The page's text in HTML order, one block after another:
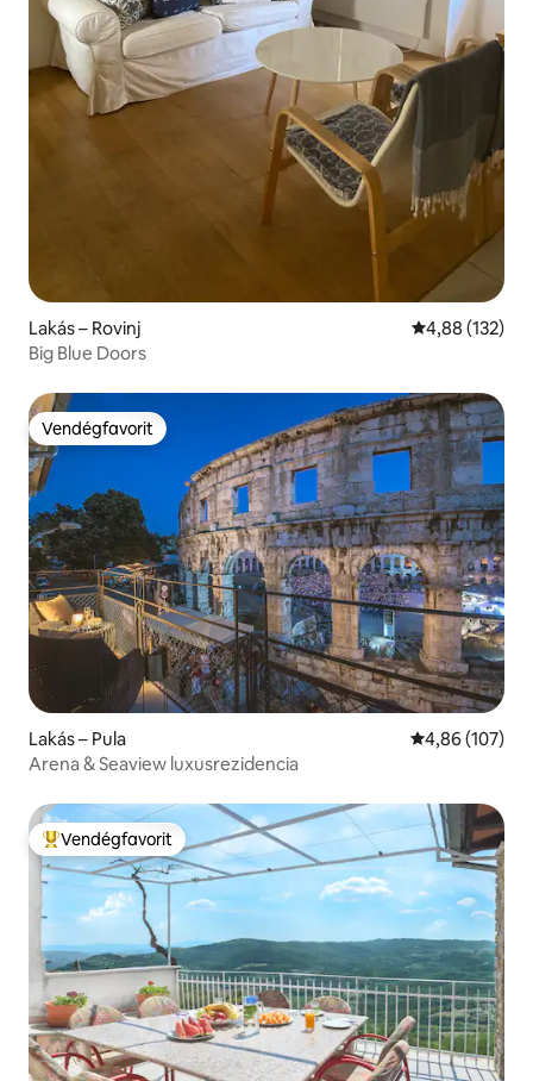
Lakás – Rovinj Átlagos
4,88 (132)
Big Blue Doors
Vendégfavorit
Vendégfavorit
Lakás – Pula Átlagos
4,86 (107)
Arena & Seaview luxusrezidencia
Kiemelt vendégfavorit
Vendégfavorit